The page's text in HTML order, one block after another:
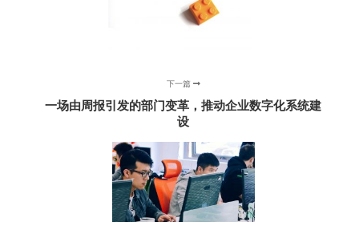
下一篇
一场由周报引发的部门变革，推动企业数字化系统建
设